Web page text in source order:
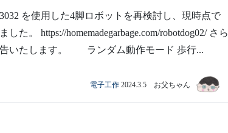
を使用した4脚ロボットを再検討し、現時点で
た。 https://homemadegarbage.com/robotdog02/ さら
告いたします。 ランダム動作モード 歩行...
電子工作 2024.3.5 お父ちゃん